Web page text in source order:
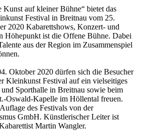
auf kleiner Bühne“ bietet das
Festival in Breitnau vom 25.
2020 Kabarettshows, Konzert- und
Höhepunkt ist die Offene Bühne. Dabei
aus der Region im Zusammenspiel
Oktober 2020 dürfen sich die Besucher
Kleinkunst Festival auf ein vielseitiges
Sporthalle in Breitnau sowie beim
Oswald-Kapelle im Höllental freuen.
des Festivals von der
GmbH. Künstlerischer Leiter ist
Martin Wangler.